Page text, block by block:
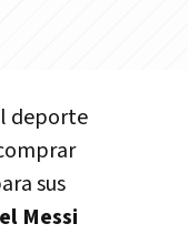
deporte
sus
Messi